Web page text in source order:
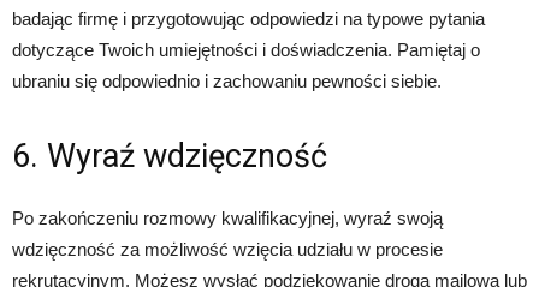
badając firmę i przygotowując odpowiedzi na typowe pytania
dotyczące Twoich umiejętności i doświadczenia. Pamiętaj o
ubraniu się odpowiednio i zachowaniu pewności siebie.
6. Wyraź wdzięczność
Po zakończeniu rozmowy kwalifikacyjnej, wyraź swoją
wdzięczność za możliwość wzięcia udziału w procesie
rekrutacyjnym. Możesz wysłać podziękowanie drogą mailową lub